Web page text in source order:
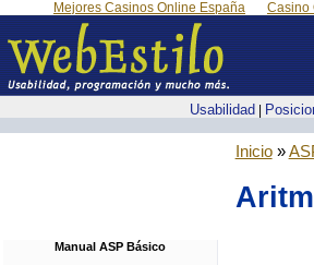
Mejores Casinos Online España Casino
Usabilidad
Inicio»
Manual ASP Básico